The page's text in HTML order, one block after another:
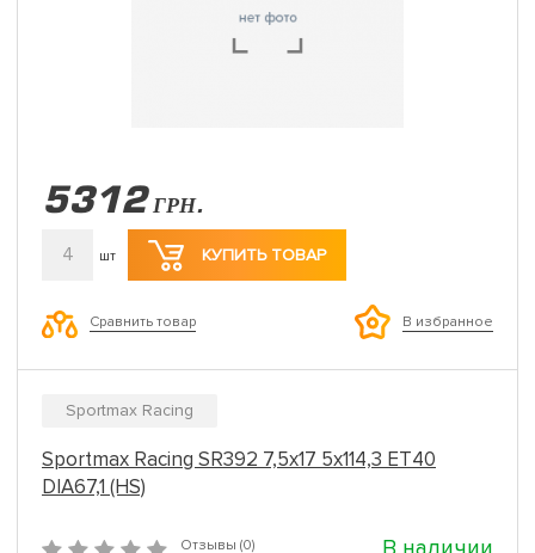
5312 ГРН.
4 шт КУПИТЬ ТОВАР
Сравнить товар В избранное
Sportmax Racing
Sportmax Racing SR392 7,5x17 5x114,3 ET40
DIA67,1 (HS)
Отзывы (0)